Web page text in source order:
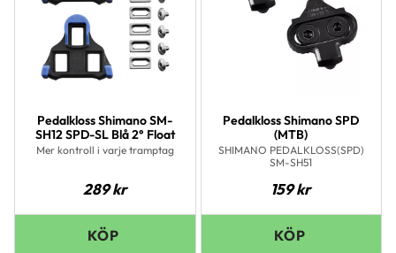
Pedalkloss Shimano SM-
SH12 SPD-SL Blå 2° Float
Mer kontroll i varje tramptag
289kr
Pedalkloss Shimano SPD
(MTB)
SHIMANO PEDALKLOSS(SPD)
SM-SH51
159kr